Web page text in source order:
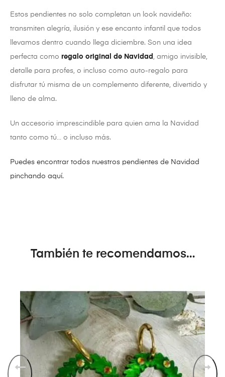
Estos pendientes no solo completan un look navideño:
transmiten alegría, ilusión y ese encanto infantil que todos
llevamos dentro cuando llega diciembre. Son una idea
perfecta como regalo original de Navidad
, amigo invisible,
detalle para profes, o incluso como auto-regalo para
disfrutar tú misma de un complemento diferente, divertido y
lleno de alma.
Un accesorio imprescindible para quien ama la Navidad
tanto como tú… o incluso más.
Puedes encontrar todos nuestros pendientes de Navidad
pinchando aquí.
También te recomendamos…